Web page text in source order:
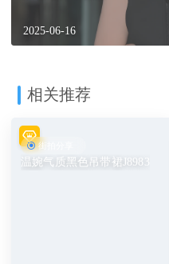
2025-06-16
相关推荐
街拍分享
温婉气质黑色吊带裙J8983